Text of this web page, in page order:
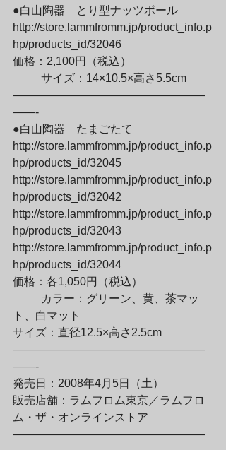
●白山陶器　とり型ナッツボール
http://store.lammfromm.jp/product_info.p
hp/products_id/32046
価格：2,100円（税込）
—————————————————
——-
●白山陶器　たまごたて
http://store.lammfromm.jp/product_info.p
hp/products_id/32045
http://store.lammfromm.jp/product_info.p
hp/products_id/32042
http://store.lammfromm.jp/product_info.p
hp/products_id/32043
http://store.lammfromm.jp/product_info.p
hp/products_id/32044
価格：各1,050円（税込）
ト、白マット
サイズ：直径12.5×高さ2.5cm
—————————————————
——-
発売日：2008年4月5日（土）
販売店舗：ラムフロム東京／ラムフロ
ム・ザ・オンラインストア
—————————————————